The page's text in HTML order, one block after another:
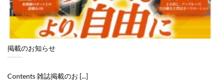
掲載のお知らせ
Contents 雑誌掲載のお [...]